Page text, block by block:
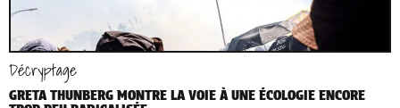
Décryptage
GRETA THUNBERG MONTRE LA VOIE À UNE ÉCOLOGIE ENCORE